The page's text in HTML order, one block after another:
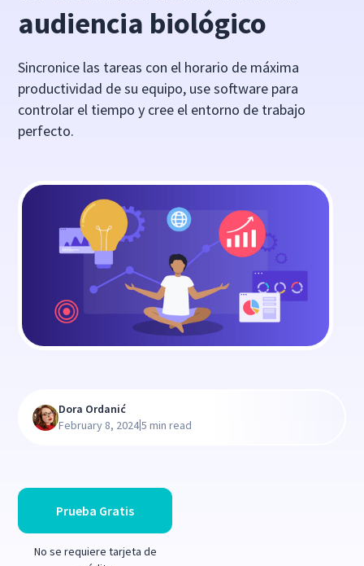
audiencia biológico
Sincronice las tareas con el horario de máxima
productividad de su equipo, use software para
controlar el tiempo y cree el entorno de trabajo
perfecto.
Prueba Gratis
No se requiere tarjeta de
Dora Ordanić
February 8, 2024|5 min read